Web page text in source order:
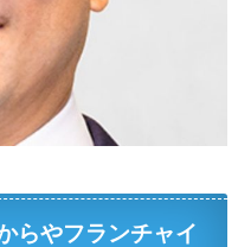
らやフランチャイ